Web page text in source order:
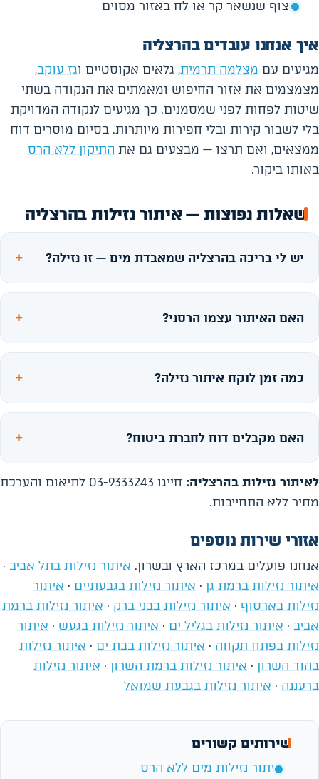
ריצוף שנשאר קר או לח באזור מסוים
איך אנחנו עובדים בהרצליה
מגיעים עם מצלמה תרמית, גלאים אקוסטיים וגז עוקב,
מצמצמים את אזור החיפוש ומאמתים את הנקודה בשתי
שיטות לפחות לפני שמסמנים. כך מגיעים לנקודה המדויקת
בלי לשבור קירות ובלי חפירות מיותרות. בסיום מוסרים דוח
ממצאים, ואם תרצו — מבצעים גם את התיקון ללא הרס
באותו ביקור.
שאלות נפוצות — איתור נזילות בהרצליה
יש לי בריכה בהרצליה שמאבדת מים — זו נזילה?
האם האיתור עצמו הרסני?
כמה זמן לוקח איתור נזילה?
האם מקבלים דוח לחברת ביטוח?
לאיתור נזילות בהרצליה:
חייגו 03-9333243 לתיאום והערכת
מחיר ללא התחייבות.
אזורי שירות נוספים
אנחנו פועלים במרכז הארץ ובשרון. איתור נזילות בתל אביב ·
איתור נזילות ברמת גן · איתור נזילות בגבעתיים · איתור
נזילות בארסוף · איתור נזילות בבני ברק · איתור נזילות ברמת
אביב · איתור נזילות בגליל ים · איתור נזילות בגעש · איתור
נזילות בפתח תקווה · איתור נזילות בבת ים · איתור נזילות
בהוד השרון · איתור נזילות ברמת השרון · איתור נזילות
ברעננה · איתור נזילות בגבעת שמואל
שירותים קשורים
איתור נזילות מים ללא הרס